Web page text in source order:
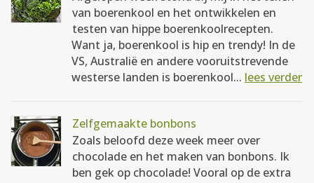
van boerenkool en het ontwikkelen en
testen van hippe boerenkoolrecepten.
Want ja, boerenkool is hip en trendy! In de
VS, Australië en andere vooruitstrevende
westerse landen is boerenkool... lees verder
Zelfgemaakte bonbons
Zoals beloofd deze week meer over
chocolade en het maken van bonbons. Ik
ben gek op chocolade! Vooral op de extra